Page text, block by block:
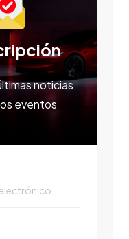
noticias
eventos